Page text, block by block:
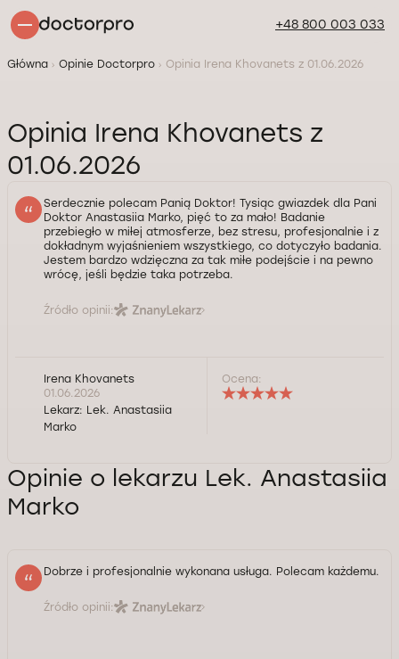
+48 800 003 033
Główna Opinie Doctorpro Opinia Irena Khovanets z 01.06.2026
Opinia Irena Khovanets z
01.06.2026
Serdecznie polecam Panią Doktor! Tysiąc gwiazdek dla Pani
Doktor Anastasiia Marko, pięć to za mało! Badanie
przebiegło w miłej atmosferze, bez stresu, profesjonalnie i z
dokładnym wyjaśnieniem wszystkiego, co dotyczyło badania.
Jestem bardzo wdzięczna za tak miłe podejście i na pewno
wrócę, jeśli będzie taka potrzeba.
Źródło opinii:
Irena Khovanets
01.06.2026
Lekarz: Lek. Anastasiia
Marko
Ocena:
Opinie o lekarzu Lek. Anastasiia
Marko
Dobrze i profesjonalnie wykonana usługa. Polecam każdemu.
Źródło opinii: